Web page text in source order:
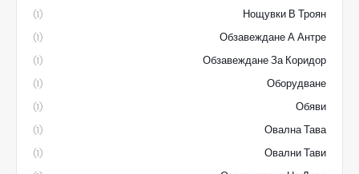
Нощувки В Троян
(1)
Обзавеждане А Антре
(1)
Обзавеждане За Коридор
(1)
Оборудване
(1)
Обяви
(1)
Овална Тава
(1)
Овални Тави
(1)